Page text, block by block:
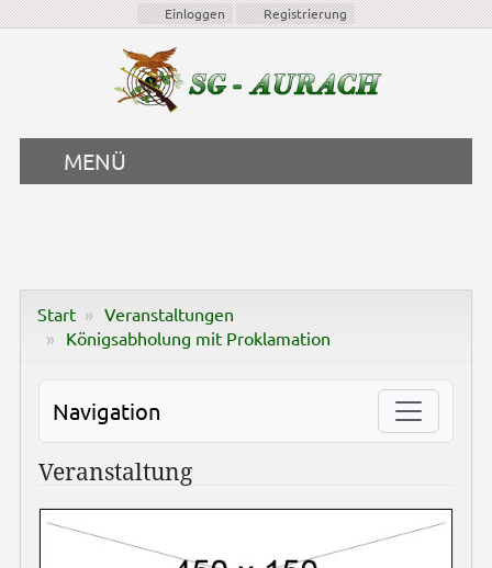
Einloggen Registrierung
MENÜ
Start
Veranstaltungen
Königsabholung mit Proklamation
Navigation
Veranstaltung